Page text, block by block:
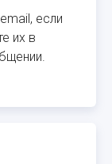
если
их в